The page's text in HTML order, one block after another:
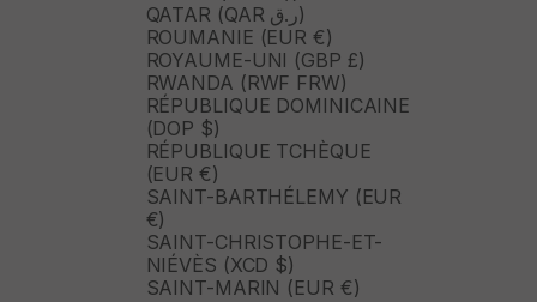
QATAR (QAR ر.ق)
ROUMANIE (EUR €)
ROYAUME-UNI (GBP £)
RWANDA (RWF FRW)
RÉPUBLIQUE DOMINICAINE
(DOP $)
RÉPUBLIQUE TCHÈQUE
(EUR €)
SAINT-BARTHÉLEMY (EUR
€)
SAINT-CHRISTOPHE-ET-
NIÉVÈS (XCD $)
SAINT-MARIN (EUR €)